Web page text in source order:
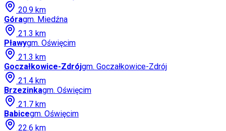
20.9 km
Góragm. Miedźna
21.3 km
Pławygm. Oświęcim
21.3 km
Goczałkowice-Zdrójgm. Goczałkowice-Zdrój
21.4 km
Brzezinkagm. Oświęcim
21.7 km
Babicegm. Oświęcim
22.6 km